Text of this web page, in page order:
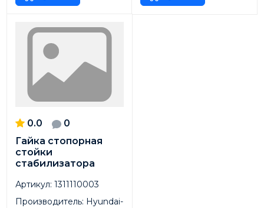
0.0
0
Гайка стопорная
стойки
стабилизатора
Артикул: 1311110003
Производитель: Hyundai-